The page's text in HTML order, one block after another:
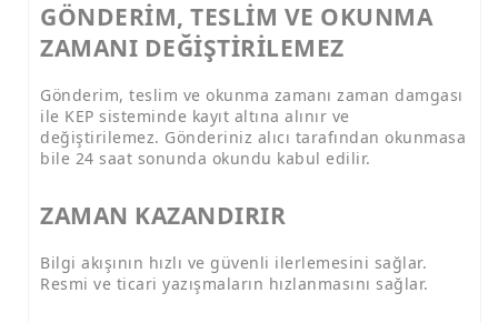
GÖNDERİM, TESLİM VE OKUNMA
ZAMANI DEĞİŞTİRİLEMEZ
Gönderim, teslim ve okunma zamanı zaman damgası
ile KEP sisteminde kayıt altına alınır ve
değiştirilemez. Gönderiniz alıcı tarafından okunmasa
bile 24 saat sonunda okundu kabul edilir.
ZAMAN KAZANDIRIR
Bilgi akışının hızlı ve güvenli ilerlemesini sağlar.
Resmi ve ticari yazışmaların hızlanmasını sağlar.